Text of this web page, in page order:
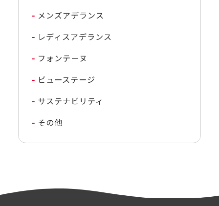
メンズアデランス
レディスアデランス
フォンテーヌ
ビューステージ
サステナビリティ
その他